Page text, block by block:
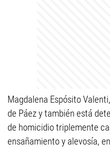
Magdalena Espósito
de Páez y también está
de homicidio triplemente
ensañamiento y alevosía,